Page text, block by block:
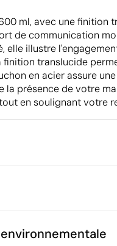
ml, avec une finition
de communication
elle illustre
finition translucide
en acier assure
la présence de votre
en soulignant votre
ø6.5 x